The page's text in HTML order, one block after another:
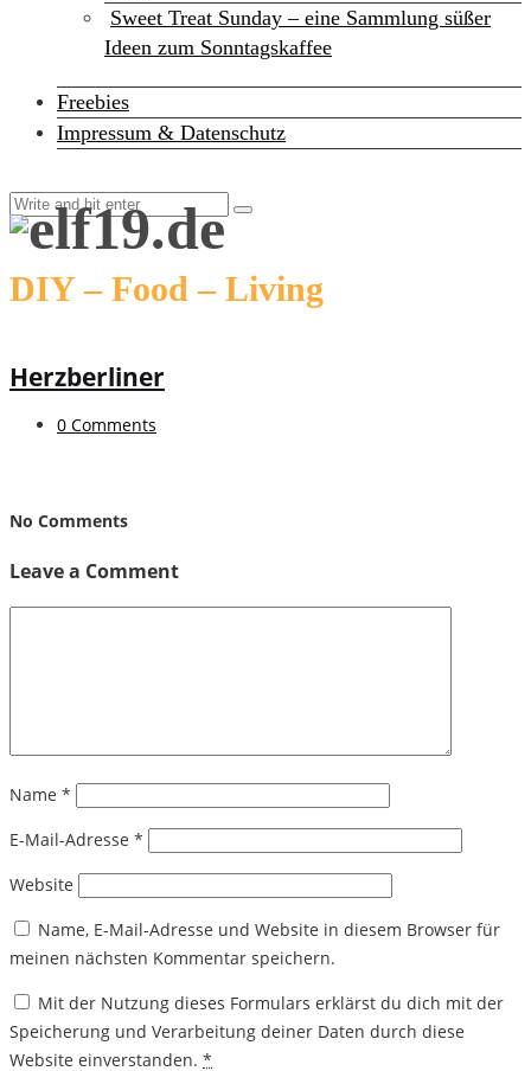
Sweet Treat Sunday – eine Sammlung süßer
Ideen zum Sonntagskaffee
Freebies
Impressum & Datenschutz
DIY – Food – Living
Herzberliner
0 Comments
No Comments
Leave a Comment
Name *
E-Mail-Adresse *
Website
Name, E-Mail-Adresse und Website in diesem Browser für
meinen nächsten Kommentar speichern.
Mit der Nutzung dieses Formulars erklärst du dich mit der
Speicherung und Verarbeitung deiner Daten durch diese
Website einverstanden. *